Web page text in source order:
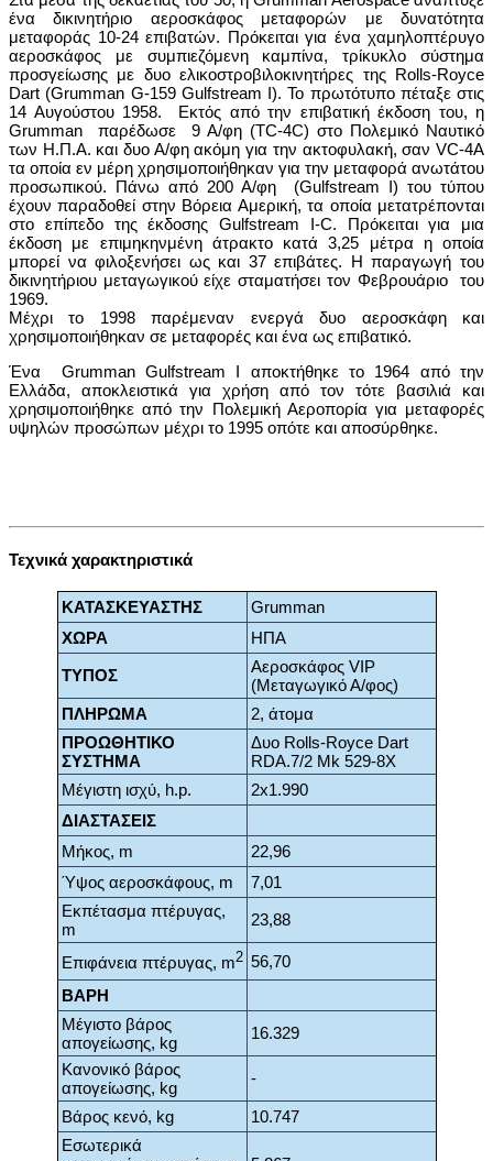
ένα δικινητήριο αεροσκάφος μεταφορών με δυνατότητα
μεταφοράς 10-24 επιβατών. Πρόκειται για ένα χαμηλοπτέρυγο
αεροσκάφος με συμπιεζόμενη καμπίνα, τρίκυκλο σύστημα
προσγείωσης με δυο ελικοστροβιλοκινητήρες της Rolls-Royce
Dart (Grumman G-159 Gulfstream I). Το πρωτότυπο πέταξε στις
14 Αυγούστου 1958. Εκτός από την επιβατική έκδοση του, η
Grumman παρέδωσε 9 Α/φη (TC-4C) στο Πολεμικό Ναυτικό
των Η.Π.Α. και δυο Α/φη ακόμη για την ακτοφυλακή, σαν VC-4A
τα οποία εν μέρη χρησιμοποιήθηκαν για την μεταφορά ανωτάτου
προσωπικού. Πάνω από 200 Α/φη (Gulfstream I) του τύπου
έχουν παραδοθεί στην Βόρεια Αμερική, τα οποία μετατρέπονται
στο επίπεδο της έκδοσης Gulfstream I-C. Πρόκειται για μια
έκδοση με επιμηκηνμένη άτρακτο κατά 3,25 μέτρα η οποία
μπορεί να φιλοξενήσει ως και 37 επιβάτες. Η παραγωγή του
δικινητήριου μεταγωγικού είχε σταματήσει τον Φεβρουάριο του
1969.
Μέχρι το 1998 παρέμεναν ενεργά δυο αεροσκάφη και
χρησιμοποιήθηκαν σε μεταφορές και ένα ως επιβατικό.
Ένα Grumman Gulfstream Ι αποκτήθηκε το 1964 από την
Ελλάδα, αποκλειστικά για χρήση από τον τότε βασιλιά και
χρησιμοποιήθηκε από την Πολεμική Αεροπορία για μεταφορές
υψηλών προσώπων μέχρι το 1995 οπότε και αποσύρθηκε.
Τεχνικά χαρακτηριστικά
ΚΑΤΑΣΚΕΥΑΣΤΗΣ
Grumman
ΧΩΡΑ
ΗΠΑ
ΤΥΠΟΣ
Αεροσκάφος VIP
(Μεταγωγικό Α/φος)
ΠΛΗΡΩΜΑ
2, άτομα
ΠΡΟΩΘΗΤΙΚΟ
ΣΥΣΤΗΜΑ
Δυο Rolls-Royce Dart
RDA.7/2 Mk 529-8X
Μέγιστη ισχύ, h.p.
2x1.990
ΔΙΑΣΤΑΣΕΙΣ
Μήκος, m
22,96
Ύψος αεροσκάφους, m
7,01
Εκπέτασμα πτέρυγας,
m
23,88
Επιφάνεια πτέρυγας, m2 56,70
ΒΑΡΗ
Μέγιστο βάρος
απογείωσης, kg
16.329
Κανονικό βάρος
απογείωσης, kg
-
Βάρος κενό, kg
10.747
Εσωτερικά